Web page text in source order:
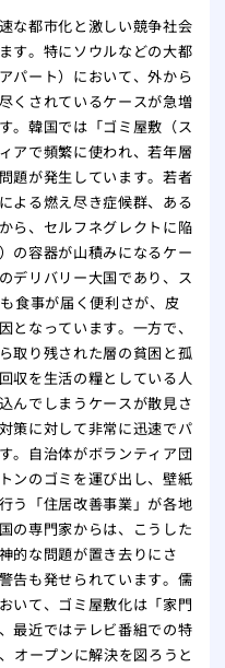
１
方
ゴ
が
ゴ
家
な都市化と激しい競争社会
す。特にソウルなどの大都
パート）において、外から
くされているケースが急増
。韓国では「ゴミ屋敷（ス
アで頻繁に使われ、若年層
題が発生しています。若者
よる燃え尽き症候群、ある
ら、セルフネグレクトに陥
の容器が山積みになるケー
デリバリー大国であり、ス
食事が届く便利さが、皮
となっています。一方で、
取り残された層の貧困と孤
収を生活の糧としている人
んでしまうケースが散見さ
策に対して非常に迅速でパ
。自治体がボランティア団
ンのゴミを運び出し、壁紙
う「住居改善事業」が各地
の専門家からは、こうした
的な問題が置き去りにさ
告も発せられています。儒
いて、ゴミ屋敷化は「家門
最近ではテレビ番組での特
オープンに解決を図ろうと